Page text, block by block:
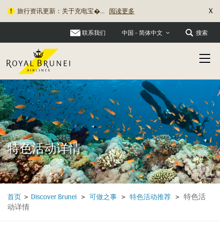
旅行资讯更新：关于充电宝�... 阅读更多 X
联系我们 中国 - 简体中文 搜索
特色活动详情
首页 > Discover Brunei > 可做之事 > 特色活动推荐 > 特色活
动详情